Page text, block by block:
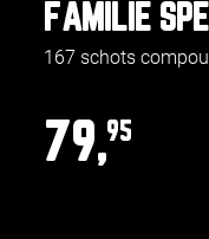
FAMILIE
167 schots
79,95